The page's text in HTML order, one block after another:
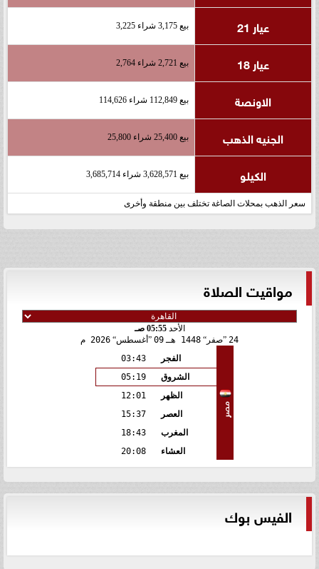
عيار 21 بيع 3,175 شراء 3,225
عيار 18 بيع 2,721 شراء 2,764
الاونصة بيع 112,849 شراء 114,626
الجنيه الذهب بيع 25,400 شراء 25,800
الكيلو بيع 3,628,571 شراء 3,685,714
سعر الذهب بمحلات الصاغة تختلف بين منطقة وأخرى
مواقيت الصلاة
الأحد05:55 صـ
24 صفر 1448 هـ 09 أغسطس 2026 م
مصر
الفجر
03:43
الشروق
05:19
الظهر
12:01
العصر
15:37
المغرب
18:43
العشاء
20:08
الفيس بوك